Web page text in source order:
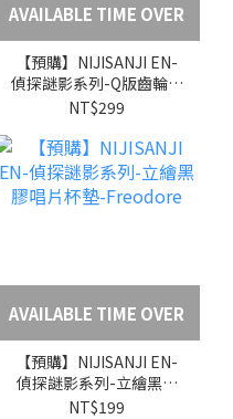
AVAILABLE TIME OVER
【預購】NIJISANJI EN-
偵探謎影系列-Q版齒輪壓
克力杯墊-Freodore
NT$299
AVAILABLE TIME OVER
【預購】NIJISANJI EN-
偵探謎影系列-立繪黑膠
唱片杯墊-Freodore
NT$199